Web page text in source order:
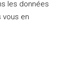
les données
vous en